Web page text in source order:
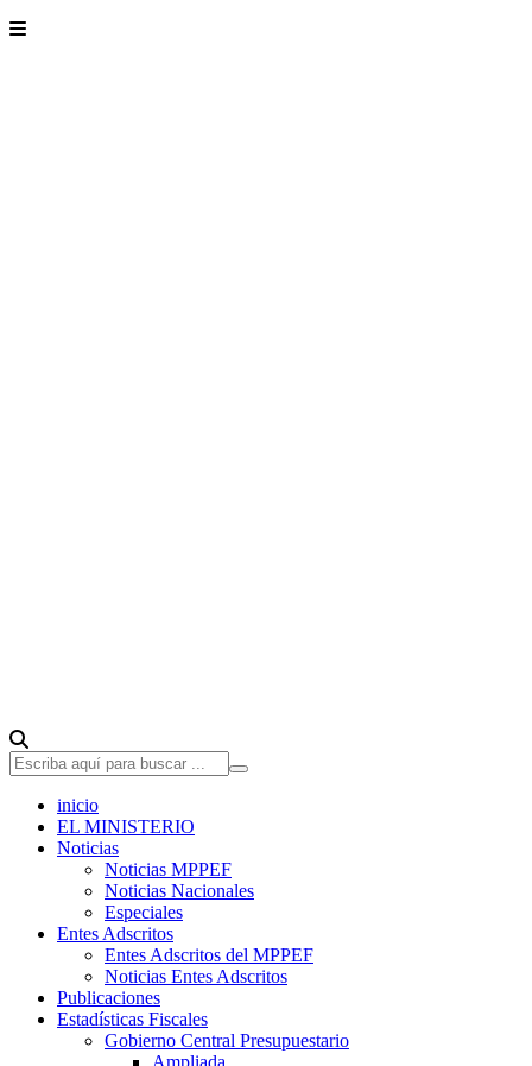
inicio
EL MINISTERIO
Noticias
Noticias MPPEF
Noticias Nacionales
Especiales
Entes Adscritos
Entes Adscritos del MPPEF
Noticias Entes Adscritos
Publicaciones
Estadísticas Fiscales
Gobierno Central Presupuestario
Ampliada